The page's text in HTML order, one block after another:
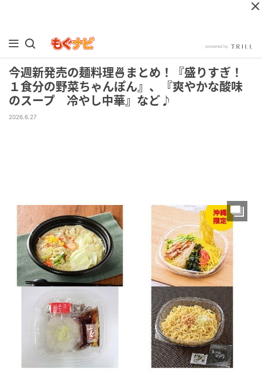
今週新発売の麺料理🍜まとめ！『盛りすぎ！
１食分の野菜ちゃんぽん』、『爽やかな酸味
のスープ 冷やし中華』など♪
2026.6.27